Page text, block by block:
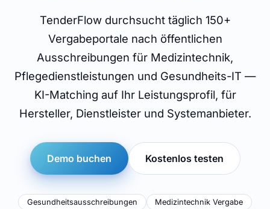
TenderFlow durchsucht täglich 150+
Vergabeportale nach öffentlichen
Ausschreibungen für Medizintechnik,
Pflegedienstleistungen und Gesundheits-IT —
KI-Matching auf Ihr Leistungsprofil, für
Hersteller, Dienstleister und Systemanbieter.
Demo buchen Kostenlos testen
Gesundheitsausschreibungen
Medizintechnik Vergabe